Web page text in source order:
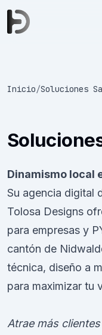
Inicio/Soluciones
Dinamismo local
Su agencia digital
Tolosa Designs
para empresas y
cantón de
técnica, diseño a
para maximizar tu
Atrae más